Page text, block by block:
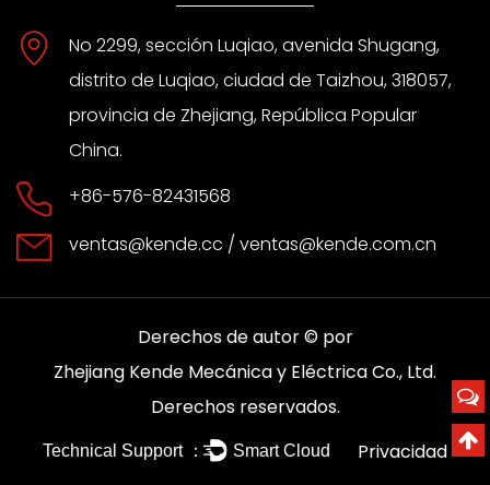
No 2299, sección Luqiao, avenida Shugang,
distrito de Luqiao, ciudad de Taizhou, 318057,
provincia de Zhejiang, República Popular
China.
+86-576-82431568
ventas@kende.cc / ventas@kende.com.cn
Derechos de autor © por
Zhejiang Kende Mecánica y Eléctrica Co., Ltd.
Derechos reservados.
Technical Support ： Smart Cloud Privacidad